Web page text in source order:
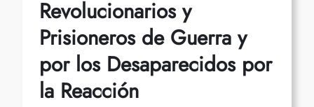
Revolucionarios y
Prisioneros de Guerra y
por los Desaparecidos por
la Reacción